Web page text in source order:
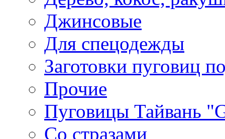
Джинсовые
Для спецодежды
Заготовки пуговиц
Прочие
Пуговицы Тайвань
Со стразами